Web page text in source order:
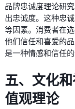
品牌忠诚度理论研
出忠诚度。这种忠
等因素。消费者在
他们信任和喜爱的
是一种情感和信任的
五、文化
值观理论